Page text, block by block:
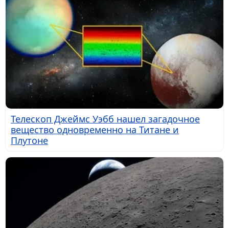
Телескоп Джеймс Уэбб нашел загадочное
вещество одновременно на Титане и
Плутоне